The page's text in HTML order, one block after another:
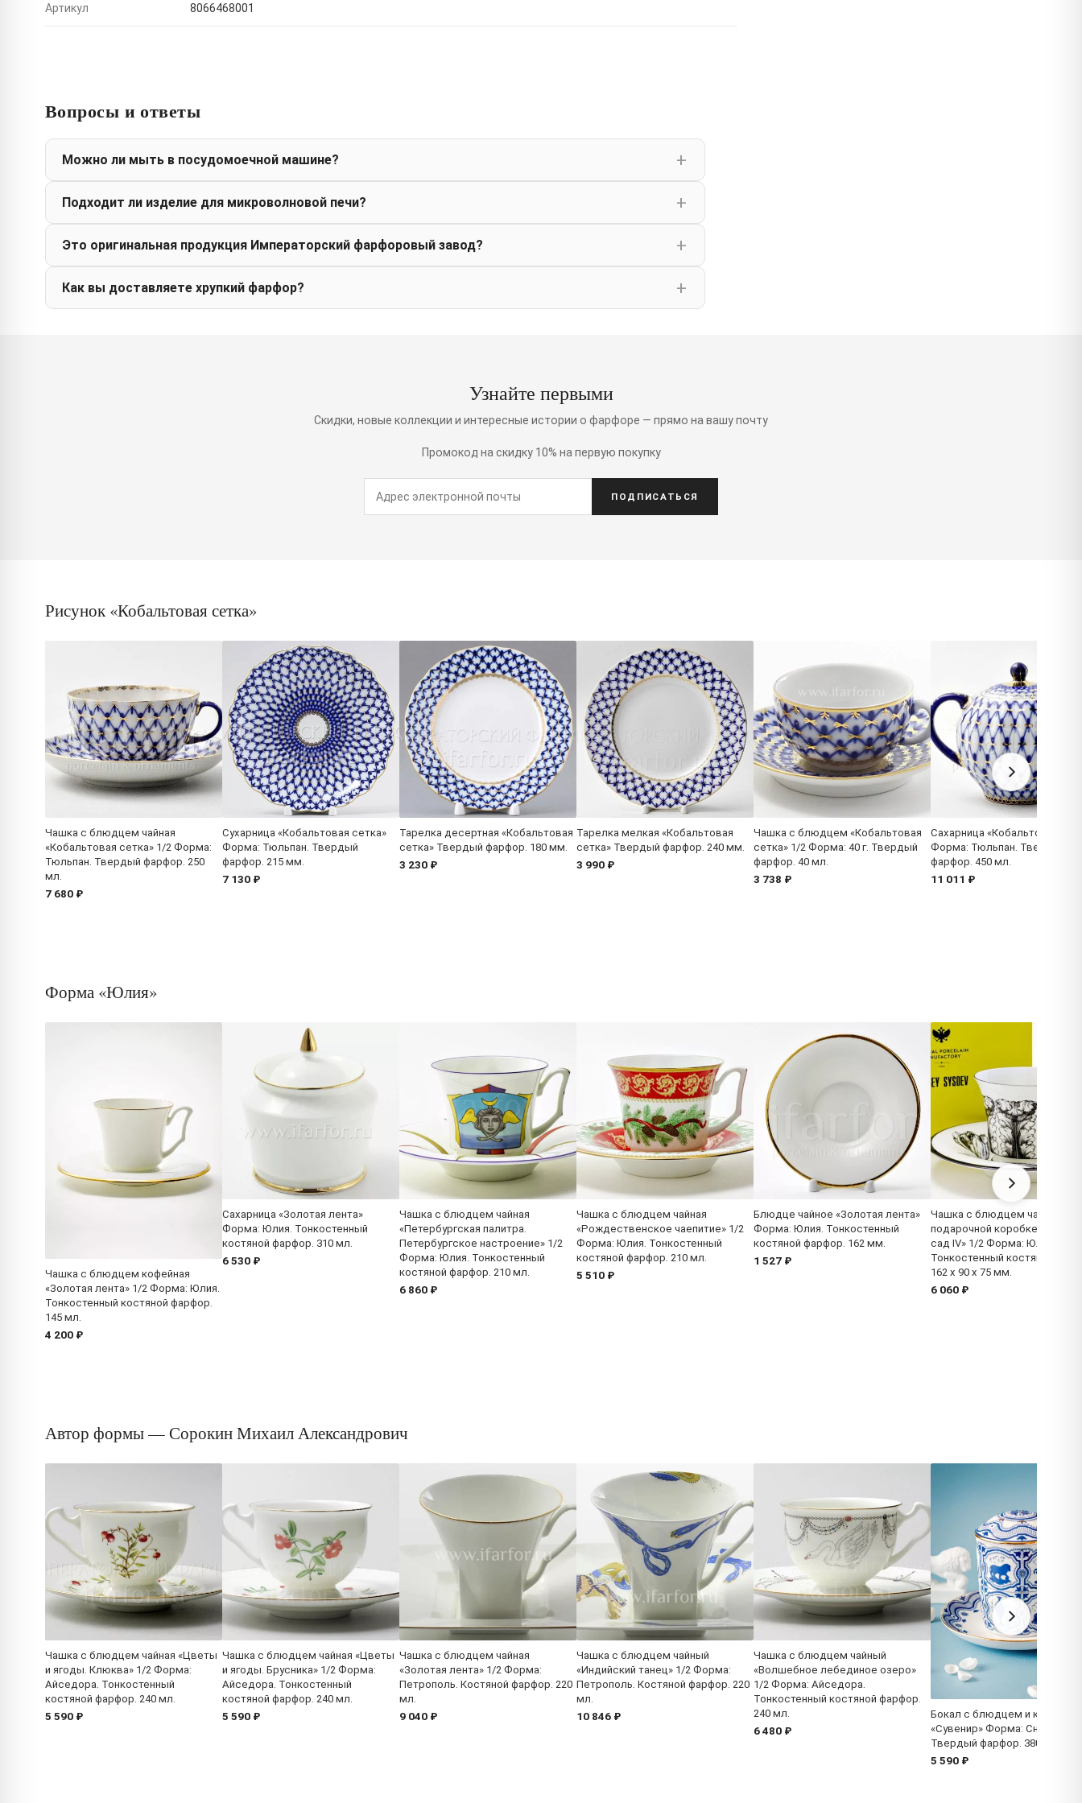
Артикул 8066468001
Вопросы и ответы
Можно ли мыть в посудомоечной машине?
Подходит ли изделие для микроволновой печи?
Это оригинальная продукция Императорский фарфоровый завод?
Как вы доставляете хрупкий фарфор?
Узнайте первыми
Скидки, новые коллекции и интересные истории о фарфоре — прямо на вашу почту
Промокод на скидку 10% на первую покупку
ПОДПИСАТЬСЯ
Рисунок «Кобальтовая сетка»
Чашка с блюдцем чайная
«Кобальтовая сетка» 1/2 Форма:
Тюльпан. Твердый фарфор. 250
мл.
7 680 ₽
Сухарница «Кобальтовая сетка»
Форма: Тюльпан. Твердый
фарфор. 215 мм.
7 130 ₽
Тарелка десертная «Кобальтовая
сетка» Твердый фарфор. 180 мм.
3 230 ₽
Тарелка мелкая «Кобальтовая
сетка» Твердый фарфор. 240 мм.
3 990 ₽
Чашка с блюдцем «Кобальтовая
сетка» 1/2 Форма: 40 г. Твердый
фарфор. 40 мл.
3 738 ₽
Сахарница «Кобальтовая
Форма: Тюльпан. Твердый
фарфор. 450 мл.
11 011 ₽
Форма «Юлия»
Чашка с блюдцем кофейная
«Золотая лента» 1/2 Форма: Юлия.
Тонкостенный костяной фарфор.
145 мл.
4 200 ₽
Сахарница «Золотая лента»
Форма: Юлия. Тонкостенный
костяной фарфор. 310 мл.
6 530 ₽
Чашка с блюдцем чайная
«Петербургская палитра.
Петербургское настроение» 1/2
Форма: Юлия. Тонкостенный
костяной фарфор. 210 мл.
6 860 ₽
Чашка с блюдцем чайная
«Рождественское чаепитие» 1/2
Форма: Юлия. Тонкостенный
костяной фарфор. 210 мл.
5 510 ₽
Блюдце чайное «Золотая лента»
Форма: Юлия. Тонкостенный
костяной фарфор. 162 мм.
1 527 ₽
Чашка с блюдцем чайная в
подарочной коробке
сад IV» 1/2 Форма: Юлия.
Тонкостенный костяной
162 x 90 x 75 мм.
6 060 ₽
Автор формы — Сорокин Михаил Александрович
Чашка с блюдцем чайная «Цветы
и ягоды. Клюква» 1/2 Форма:
Айседора. Тонкостенный
костяной фарфор. 240 мл.
5 590 ₽
Чашка с блюдцем чайная «Цветы
и ягоды. Брусника» 1/2 Форма:
Айседора. Тонкостенный
костяной фарфор. 240 мл.
5 590 ₽
Чашка с блюдцем чайная
«Золотая лента» 1/2 Форма:
Петрополь. Костяной фарфор. 220
мл.
9 040 ₽
Чашка с блюдцем чайный
«Индийский танец» 1/2 Форма:
Петрополь. Костяной фарфор. 220
мл.
10 846 ₽
Чашка с блюдцем чайный
«Волшебное лебединое озеро»
1/2 Форма: Айседора.
Тонкостенный костяной фарфор.
240 мл.
6 480 ₽
Бокал с блюдцем и крышкой
«Сувенир» Форма: Снежное
Твердый фарфор. 380 мл.
5 590 ₽